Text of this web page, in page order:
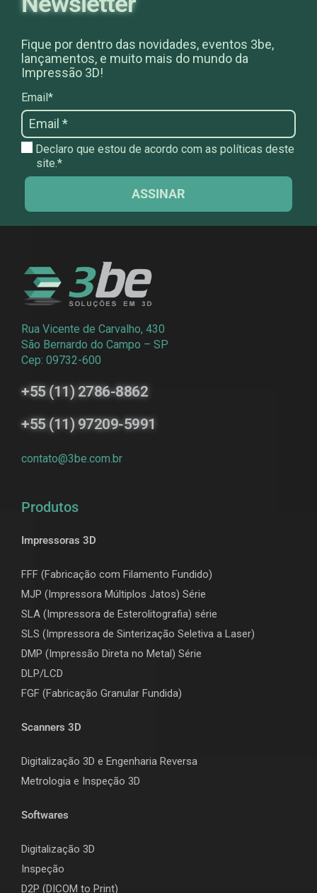
Fique por dentro das novidades, eventos 3be,
lançamentos, e muito mais do mundo da
Impressão 3D!
Email*
Declaro que estou de acordo com as políticas deste
site.*
ASSINAR
Rua Vicente de Carvalho, 430
São Bernardo do Campo – SP
Cep: 09732-600
+55 (11) 2786-8862
+55 (11) 97209-5991
contato@3be.com.br
Produtos
Impressoras 3D
FFF (Fabricação com Filamento Fundido)
MJP (Impressora Múltiplos Jatos) Série
SLA (Impressora de Esterolitografia) série
SLS (Impressora de Sinterização Seletiva a Laser)
DMP (Impressão Direta no Metal) Série
DLP/LCD
FGF (Fabricação Granular Fundida)
Scanners 3D
Digitalização 3D e Engenharia Reversa
Metrologia e Inspeção 3D
Softwares
Digitalização 3D
Inspeção
D2P (DICOM to Print)